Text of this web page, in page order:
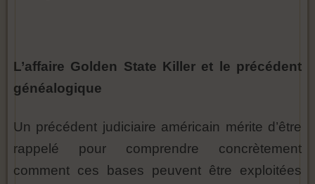
L’affaire Golden State Killer et le précédent
généalogique
Un précédent judiciaire américain mérite d’être
rappelé pour comprendre concrètement
comment ces bases peuvent être exploitées